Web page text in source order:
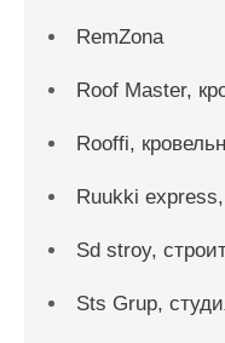
RemZona
Roof Master,
Rooffi,
Ruukki
Sd stroy,
Sts Grup,